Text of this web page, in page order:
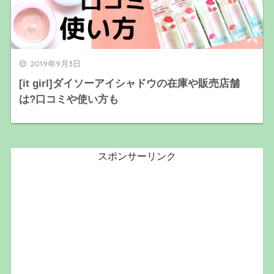
2019年9月3日
[it girl]ダイソーアイシャドウの在庫や販売店舗
は?口コミや使い方も
スポンサーリンク